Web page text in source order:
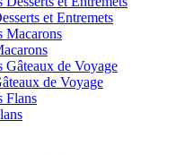
et Entremets
de Voyage